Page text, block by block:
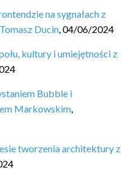
na sygnałach z
Ducin,04/06/2024
kultury i umiejętności z
Bubble i
Markowskim,
tworzenia architektury z